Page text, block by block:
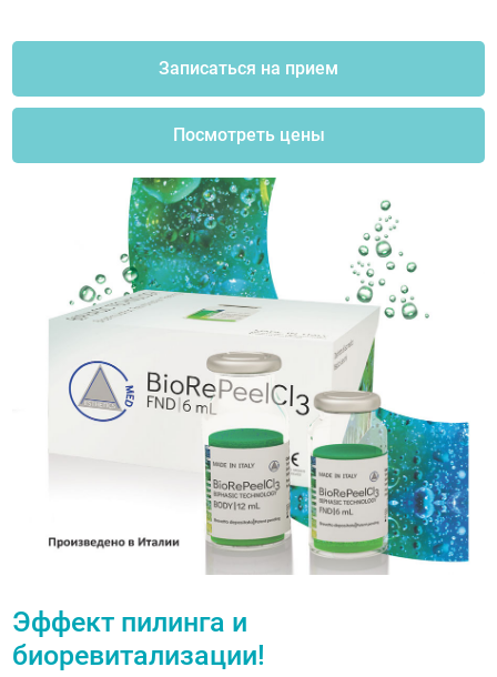
Записаться на прием
Посмотреть цены
Эффект пилинга и
биоревитализации!